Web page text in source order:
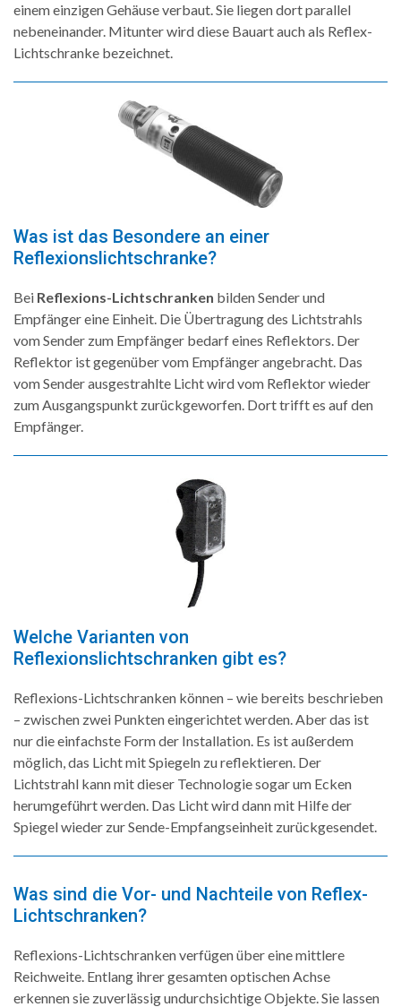
einem einzigen Gehäuse verbaut. Sie liegen dort parallel
nebeneinander. Mitunter wird diese Bauart auch als Reflex-
Lichtschranke bezeichnet.
Was ist das Besondere an einer
Reflexionslichtschranke?
Bei Reflexions-Lichtschranken bilden Sender und
Empfänger eine Einheit. Die Übertragung des Lichtstrahls
vom Sender zum Empfänger bedarf eines Reflektors. Der
Reflektor ist gegenüber vom Empfänger angebracht. Das
vom Sender ausgestrahlte Licht wird vom Reflektor wieder
zum Ausgangspunkt zurückgeworfen. Dort trifft es auf den
Empfänger.
Welche Varianten von
Reflexionslichtschranken gibt es?
Reflexions-Lichtschranken können – wie bereits beschrieben
– zwischen zwei Punkten eingerichtet werden. Aber das ist
nur die einfachste Form der Installation. Es ist außerdem
möglich, das Licht mit Spiegeln zu reflektieren. Der
Lichtstrahl kann mit dieser Technologie sogar um Ecken
herumgeführt werden. Das Licht wird dann mit Hilfe der
Spiegel wieder zur Sende-Empfangseinheit zurückgesendet.
Was sind die Vor- und Nachteile von Reflex-
Lichtschranken?
Reflexions-Lichtschranken verfügen über eine mittlere
Reichweite. Entlang ihrer gesamten optischen Achse
erkennen sie zuverlässig undurchsichtige Objekte. Sie lassen